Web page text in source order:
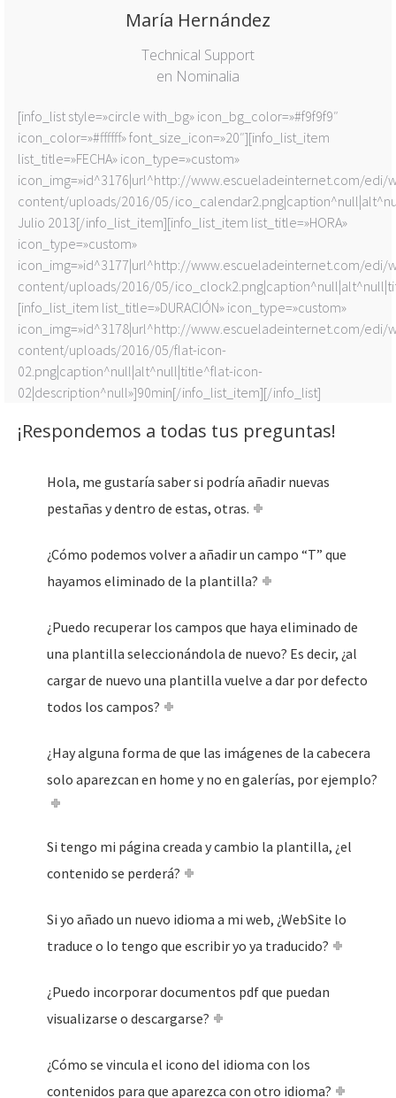
María Hernández
Technical Support
en Nominalia
[info_list style=»circle with_bg» icon_bg_color=»#f9f9f9″
icon_color=»#ffffff» font_size_icon=»20″][info_list_item
list_title=»FECHA» icon_type=»custom»
icon_img=»id^3176|url^http://www.escueladeinternet.com/edi/
content/uploads/2016/05/
Julio 2013[/info_list_item][info_list_item list_title=»HORA»
icon_type=»custom»
icon_img=»id^3177|url^http://www.escueladeinternet.com/edi/
content/uploads/2016/05/
[info_list_item list_title=»DURACIÓN» icon_type=»custom»
icon_img=»id^3178|url^http://www.escueladeinternet.com/edi/
content/uploads/2016/05/flat-icon-
02.png|caption^null|alt^null|title^flat-icon-
02|description^null»]90min[/info_list_item][/info_list]
¡Respondemos a todas tus preguntas!
Hola, me gustaría saber si podría añadir nuevas
pestañas y dentro de estas, otras.
¿Cómo podemos volver a añadir un campo “T” que
hayamos eliminado de la plantilla?
¿Puedo recuperar los campos que haya eliminado de
una plantilla seleccionándola de nuevo? Es decir, ¿al
cargar de nuevo una plantilla vuelve a dar por defecto
todos los campos?
¿Hay alguna forma de que las imágenes de la cabecera
solo aparezcan en home y no en galerías, por ejemplo?
Si tengo mi página creada y cambio la plantilla, ¿el
contenido se perderá?
Si yo añado un nuevo idioma a mi web, ¿WebSite lo
traduce o lo tengo que escribir yo ya traducido?
¿Puedo incorporar documentos pdf que puedan
visualizarse o descargarse?
¿Cómo se vincula el icono del idioma con los
contenidos para que aparezca con otro idioma?